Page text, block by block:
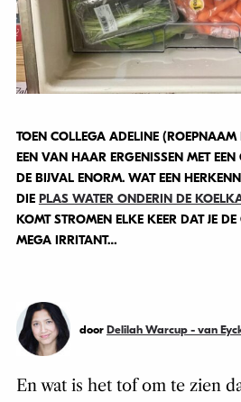
TOEN COLLEGA ADELINE (ROEPNAAM
EEN VAN HAAR ERGENISSEN MET EEN
DE BIJVAL ENORM. WAT EEN
DIE PLAS WATER ONDERIN DE
KOMT STROMEN ELKE KEER DAT JE
MEGA IRRITANT…
door Delilah Warcup - van
En wat is het tof om te zien